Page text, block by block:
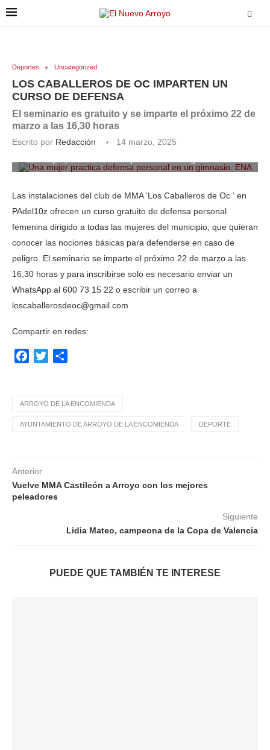
Deportes Uncategorized
LOS CABALLEROS DE OC IMPARTEN UN
CURSO DE DEFENSA
El seminario es gratuito y se imparte el próximo 22 de
marzo a las 16,30 horas
Escrito por Redacción
14 marzo, 2025
Las instalaciones del club de MMA ‘Los Caballeros de Oc ‘ en
PAdel10z ofrecen un curso gratuito de defensa personal
femenina dirigido a todas las mujeres del municipio, que quieran
conocer las nociones básicas para defenderse en caso de
peligro. El seminario se imparte el próximo 22 de marzo a las
16,30 horas y para inscribirse solo es necesario enviar un
WhatsApp al 600 73 15 22 o escribir un correo a
loscaballerosdeoc@gmail.com
Compartir en redes:
Facebook
Twitter
ARROYO DE LA ENCOMIENDA
AYUNTAMIENTO DE ARROYO DE LA ENCOMIENDA DEPORTE
Anterior
Vuelve MMA Castileón a Arroyo con los mejores
peleadores
Siguiente
Lidia Mateo, campeona de la Copa de Valencia
PUEDE QUE TAMBIÉN TE INTERESE